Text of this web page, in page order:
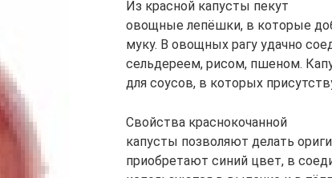
Из красной капусты пекут
овощные лепёшки, в которые
муку. В овощных рагу удачно
сельдереем, рисом, пшеном.
для соусов, в которых
Свойства краснокочанной
капусты позволяют делать
приобретают синий цвет, в